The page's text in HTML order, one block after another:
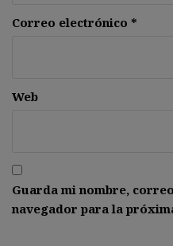
Correo electrónico *
Web
Guarda mi nombre,
navegador para la